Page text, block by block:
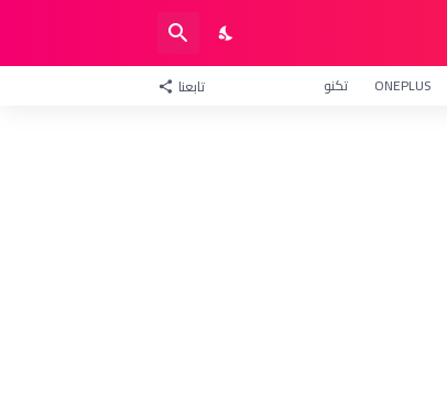
ONEPLUS تكنو تابعنا